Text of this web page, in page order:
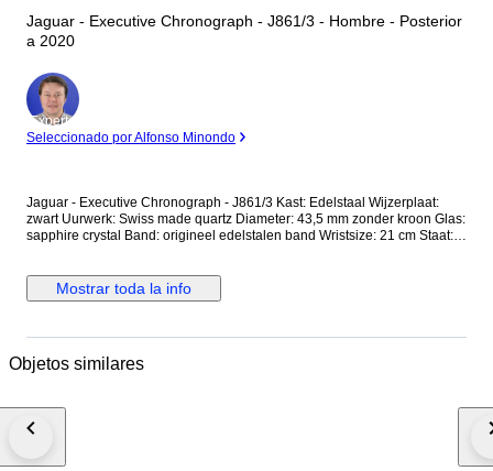
Jaguar - Executive Chronograph - J861/3 - Hombre - Posterior
a 2020
Experto
Seleccionado por Alfonso Minondo
Jaguar - Executive Chronograph - J861/3 Kast: Edelstaal Wijzerplaat:
zwart Uurwerk: Swiss made quartz Diameter: 43,5 mm zonder kroon Glas:
sapphire crystal Band: origineel edelstalen band Wristsize: 21 cm Staat:
verzekerd verstuurd (DHL-express).
Mostrar toda la info
Objetos similares